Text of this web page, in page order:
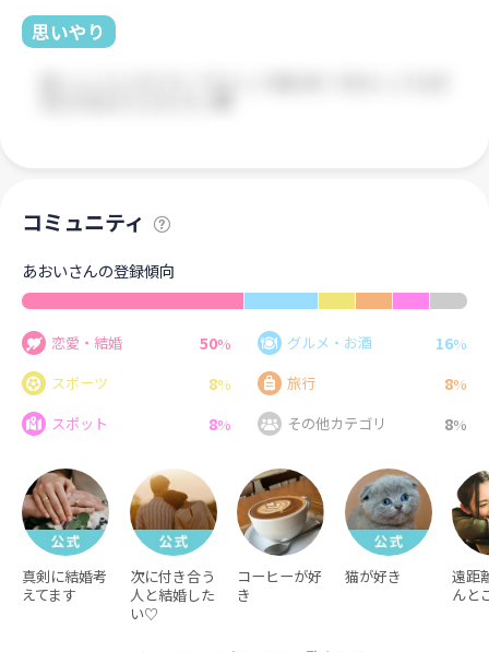
思いやり
コミュニティ
あおいさんの登録傾向
恋愛・結婚 50% グルメ・お酒 16%
スポーツ
8% 旅行 8%
スポット
8% その他カテゴリ 8%
真剣に結婚考
えてます
次に付き合う
人と結婚した
い♡
コーヒーが好
き
猫が好き
遠距
んと